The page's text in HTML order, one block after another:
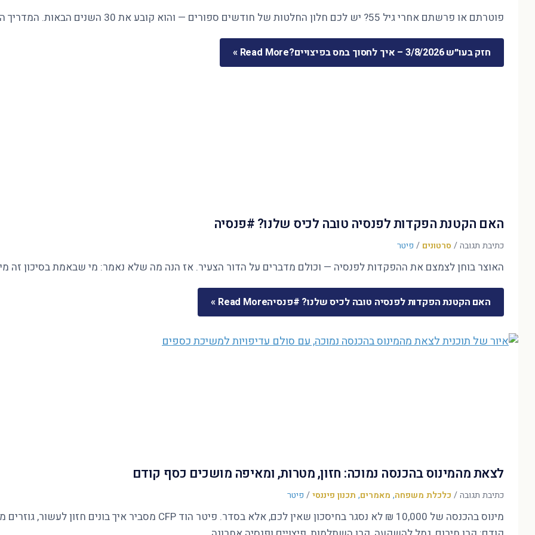
פוטרתם או פרשתם אחרי גיל 55? יש לכם חלון החלטות של חודשים ספורים — והוא קובע את 30 השנים הבאות. המדריך המלא לכסף שמשתחרר …
חזק בעו״ש 3/8/2026 – איך לחסוך במס בפיצויים? Read More »
האם הקטנת הפקדות לפנסיה טובה לכיס שלנו? #פנסיה
כתיבת תגובה/ סרטונים / פיטר
האוצר בוחן לצמצם את ההפקדות לפנסיה — וכולם מדברים על הדור הצעיר. אז הנה מה שלא נאמר: מי שבאמת בסיכון זה מי שנשארו לו
האם הקטנת הפקדות לפנסיה טובה לכיס שלנו? #פנסיהRead More »
לצאת מהמינוס בהכנסה נמוכה: חזון, מטרות, ומאיפה מושכים כסף קודם
כתיבת תגובה/ כלכלת משפחה, מאמרים, תכנון פיננסי/ פיטר